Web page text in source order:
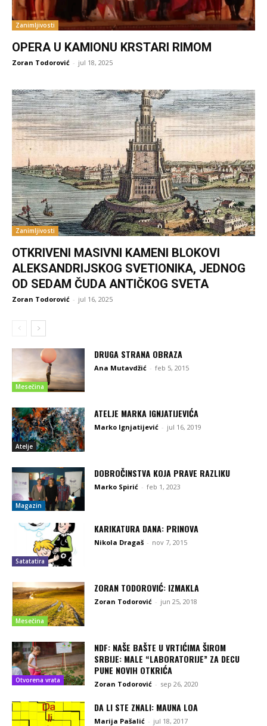
Zanimljivosti
OPERA U KAMIONU KRSTARI RIMOM
Zoran Todorović - jul 18, 2025
Zanimljivosti
OTKRIVENI MASIVNI KAMENI BLOKOVI
ALEKSANDRIJSKOG SVETIONIKA, JEDNOG
OD SEDAM ČUDA ANTIČKOG SVETA
Zoran Todorović - jul 16, 2025
Mesečina
DRUGA STRANA OBRAZA
Ana Mutavdžić - feb 5, 2015
Atelje
ATELJE MARKA IGNJATIJEVIĆA
Marko Ignjatijević - jul 16, 2019
Magazin
DOBROČINSTVA KOJA PRAVE RAZLIKU
Marko Spirić - feb 1, 2023
Satatatira
KARIKATURA DANA: PRINOVA
Nikola Dragaš - nov 7, 2015
Mesečina
ZORAN TODOROVIĆ: IZMAKLA
Zoran Todorović - jun 25, 2018
Otvorena vrata
NDF: NAŠE BAŠTE U VRTIĆIMA ŠIROM
SRBIJE: MALE “LABORATORIJE” ZA DECU
PUNE NOVIH OTKRIĆA
Zoran Todorović - sep 26, 2020
DA LI STE ZNALI: MAUNA LOA
Marija Pašalić - jul 18, 2017